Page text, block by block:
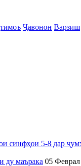
Ҷавонон Варзиш
синфҳои 5-8 дар
ду маърака 05